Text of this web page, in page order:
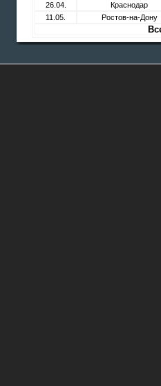
26.04.
Краснодар
11.05.
Ростов-на-Дону